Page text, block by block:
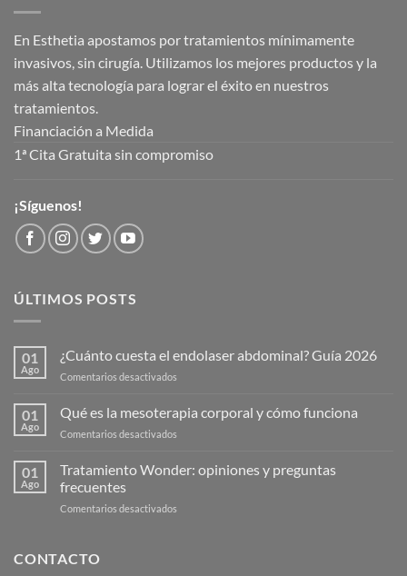
En Esthetia apostamos por tratamientos mínimamente
invasivos, sin cirugía. Utilizamos los mejores productos y la
más alta tecnología para lograr el éxito en nuestros
tratamientos.
Financiación a Medida
1ª Cita Gratuita sin compromiso
¡Síguenos!
ÚLTIMOS POSTS
01
Ago
¿Cuánto cuesta el endolaser abdominal? Guía 2026
Comentarios desactivados
cuesta
el
Guía
01
Ago
Qué es la mesoterapia corporal y cómo funciona
Comentarios desactivados
es
la
01
Ago
Tratamiento Wonder: opiniones y preguntas
frecuentes
Comentarios desactivados
CONTACTO